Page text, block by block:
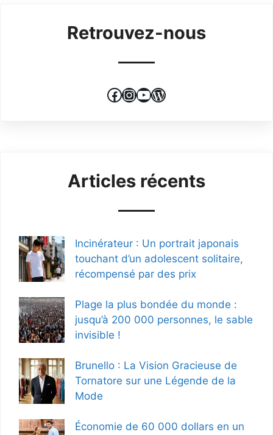
Retrouvez-nous
Facebook
Instagram
YouTube
WordPress
Articles récents
Incinérateur : Un portrait japonais
touchant d’un adolescent solitaire,
récompensé par des prix
Plage la plus bondée du monde :
jusqu’à 200 000 personnes, le sable
invisible !
Brunello : La Vision Gracieuse de
Tornatore sur une Légende de la
Mode
Économie de 60 000 dollars en un